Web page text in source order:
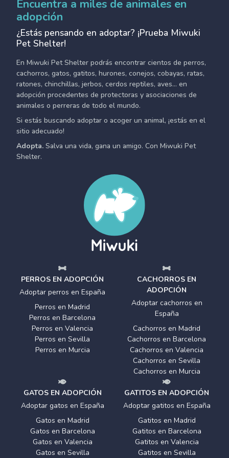
Encuentra a miles de animales en
adopción
¿Estás pensando en adoptar? ¡Prueba Miwuki
Pet Shelter!
En Miwuki Pet Shelter podrás encontrar cientos de perros,
cachorros, gatos, gatitos, hurones, conejos, cobayas, ratas,
ratones, chinchillas, jerbos, cerdos reptiles, aves... en
adopción procedentes de protectoras y asociaciones de
animales o perreras de todo el mundo.
Si estás buscando adoptar o acoger un animal, ¡estás en el
sitio adecuado!
Adopta. Salva una vida, gana un amigo. Con Miwuki Pet
Shelter.
PERROS EN ADOPCIÓN
Adoptar perros en España
Perros en Madrid
Perros en Barcelona
Perros en Valencia
Perros en Sevilla
Perros en Murcia
CACHORROS EN
ADOPCIÓN
Adoptar cachorros en
España
Cachorros en Madrid
Cachorros en Barcelona
Cachorros en Valencia
Cachorros en Sevilla
Cachorros en Murcia
GATOS EN ADOPCIÓN
Adoptar gatos en España
Gatos en Madrid
Gatos en Barcelona
Gatos en Valencia
Gatos en Sevilla
GATITOS EN ADOPCIÓN
Adoptar gatitos en España
Gatitos en Madrid
Gatitos en Barcelona
Gatitos en Valencia
Gatitos en Sevilla